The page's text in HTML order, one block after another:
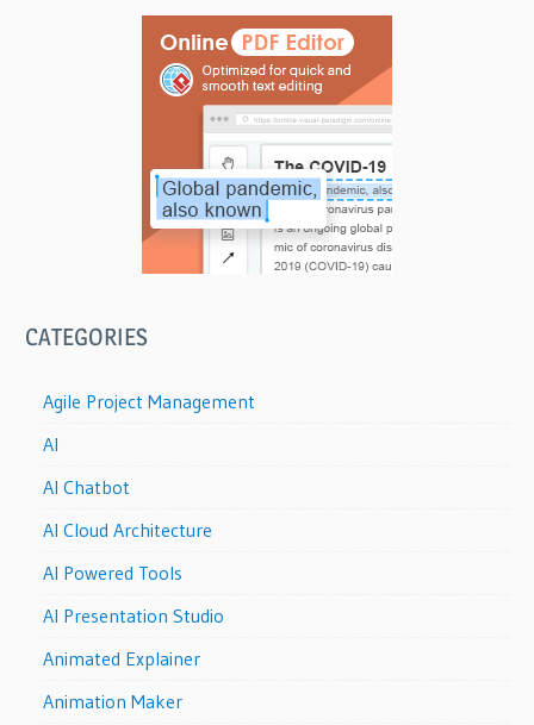
CATEGORIES
Agile Project Management
AI
AI Chatbot
AI Cloud Architecture
AI Powered Tools
AI Presentation Studio
Animated Explainer
Animation Maker